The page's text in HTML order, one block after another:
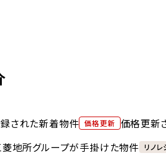
された新着物件 価格更新 価格更新
菱地所グループが手掛けた物件 リノレ